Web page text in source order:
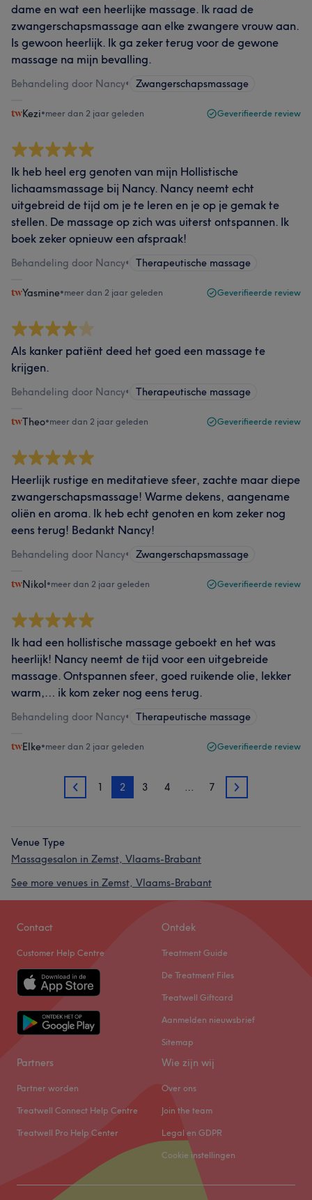
dame en wat een heerlijke massage. Ik raad de
zwangerschapsmassage aan elke zwangere vrouw aan.
Is gewoon heerlijk. Ik ga zeker terug voor de gewone
massage na mijn bevalling.
Behandeling door Nancy• Zwangerschapsmassage
Kezi•meer dan 2 jaar geleden Geverifieerde review
Ik heb heel erg genoten van mijn Hollistische
lichaamsmassage bij Nancy. Nancy neemt echt
uitgebreid de tijd om je te leren en je op je gemak te
stellen. De massage op zich was uiterst ontspannen. Ik
boek zeker opnieuw een afspraak!
Behandeling door Nancy• Therapeutische massage
Yasmine•meer dan 2 jaar geleden Geverifieerde review
Als kanker patiënt deed het goed een massage te
krijgen.
Behandeling door Nancy• Therapeutische massage
Theo•meer dan 2 jaar geleden Geverifieerde review
Heerlijk rustige en meditatieve sfeer, zachte maar diepe
zwangerschapsmassage! Warme dekens, aangename
oliën en aroma. Ik heb echt genoten en kom zeker nog
eens terug! Bedankt Nancy!
Behandeling door Nancy• Zwangerschapsmassage
Nikol•meer dan 2 jaar geleden Geverifieerde review
Ik had een hollistische massage geboekt en het was
heerlijk! Nancy neemt de tijd voor een uitgebreide
massage. Ontspannen sfeer, goed ruikende olie, lekker
warm,… ik kom zeker nog eens terug.
Behandeling door Nancy• Therapeutische massage
Elke•meer dan 2 jaar geleden Geverifieerde review
1 1 2 3 4 … 7 3
Venue Type
Massagesalon in Zemst, Vlaams-Brabant
See more venues in Zemst, Vlaams-Brabant
Contact
Customer Help Centre
Ontdek
Treatment Guide
De Treatment Files
Treatwell Giftcard
Aanmelden nieuwsbrief
Sitemap
Partners
Partner worden
Treatwell Connect Help Centre
Treatwell Pro Help Center
Wie zijn wij
Over ons
Join the team
Legal en GDPR
Cookie instellingen